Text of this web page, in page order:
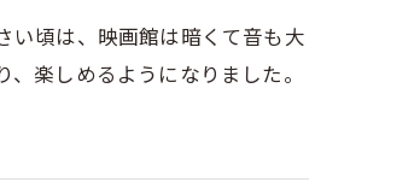
い頃は、映画館は暗くて音も大
楽しめるようになりました。